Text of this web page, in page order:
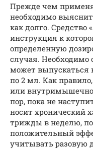
Прежде чем
необходимо
как долго. Средство
инструкция к
определенную
случая. Необходимо
может выпускаться
по 2 мл. Как
или внутримышечно
пор, пока не
носит хронический
трижды в неделю,
положительный
учитывать разовую